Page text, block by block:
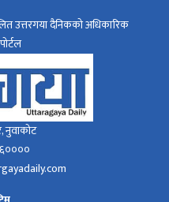
उत्तरगया दैनिकको अधिकारिक
नुवाकोट